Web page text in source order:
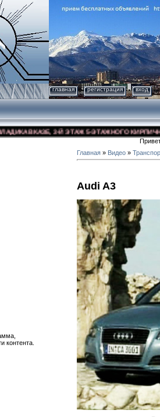
главная регистрация вход
3-Й ЭТАЖ 5-ЭТАЖНОГО
контента.
Главная » Видео »
Audi A3